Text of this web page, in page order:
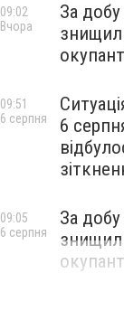
За
09:02
Вчора
6
09:51
6 серпня
За
09:05
6 серпня